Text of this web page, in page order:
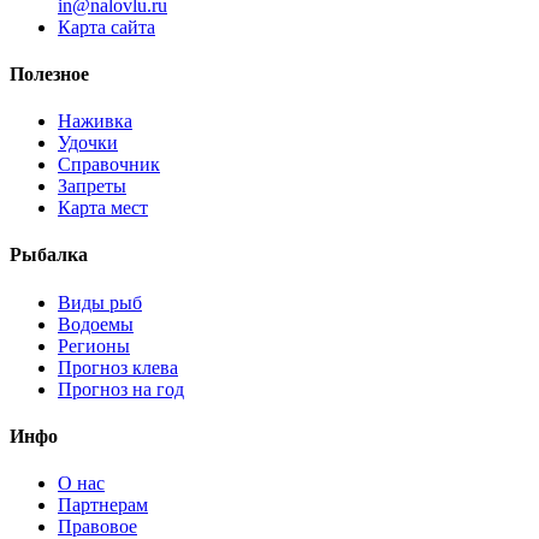
in@na ov u.ru
Карта сайта
Полезное
Наживка
Удочки
Справочник
Запреты
Карта мест
Рыбалка
Виды рыб
Водоемы
Регионы
Прогноз клева
Прогноз на год
Инфо
О нас
Партнерам
Правовое